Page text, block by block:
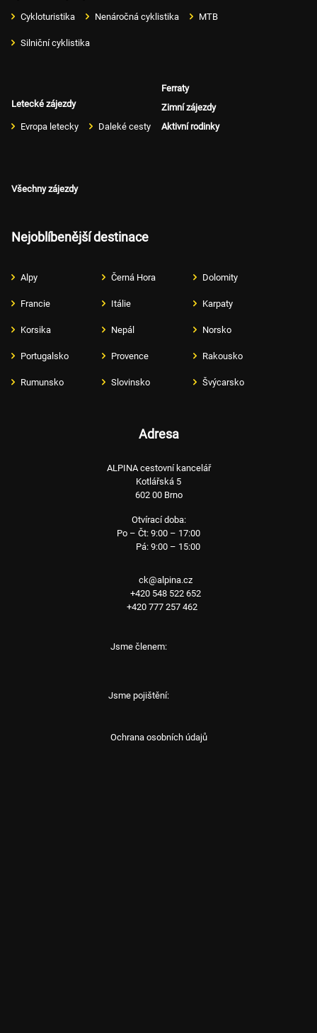
Cykloturistika Nenáročná cyklistika MTB
Silniční cyklistika
Letecké zájezdy
Evropa letecky Daleké cesty
Ferraty
Zimní zájezdy
Aktivní rodinky
Všechny zájezdy
Nejoblíbenější destinace
Alpy Černá Hora Dolomity
Francie Itálie Karpaty
Korsika Nepál Norsko
Portugalsko Provence Rakousko
Rumunsko Slovinsko Švýcarsko
Adresa
ALPINA cestovní kancelář
Kotlářská 5
602 00 Brno
Otvírací doba:
Po – Čt: 9:00 – 17:00
Pá: 9:00 – 15:00
ck@alpina.cz
+420 548 522 652
+420 777 257 462
Jsme členem:
Jsme pojištění:
Ochrana osobních údajů